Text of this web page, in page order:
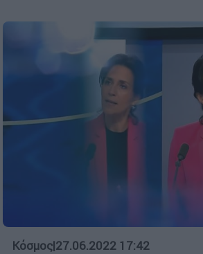
Κόσμος|27.06.2022 17:42